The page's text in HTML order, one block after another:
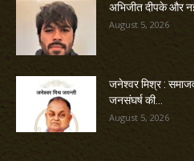
अभिजीत दीपके और
August 5, 2026
जनेश्वर मिश्र :
जनसंघर्ष की...
August 5, 2026